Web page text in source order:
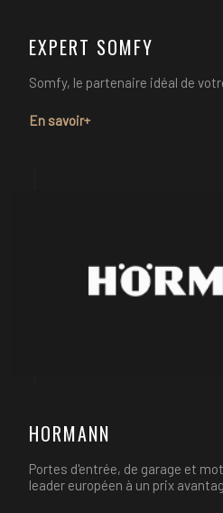
EXPERT SOMFY
Somfy, le partenaire idéal de
En savoir+
HORMANN
Portes d'entrée, de garage et
leader européen à un prix